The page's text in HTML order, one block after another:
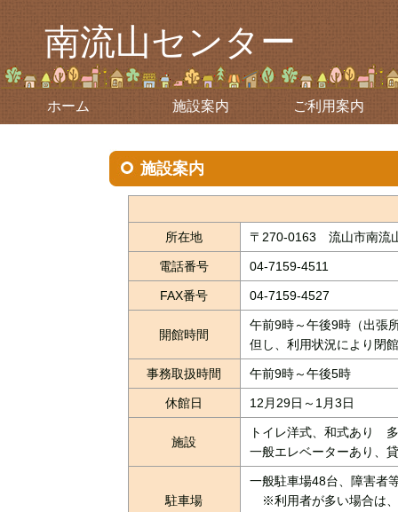
南流山センター
ホーム 施設案内 ご利用案内
施設案内
所在地 〒270-0163 流山市南流
電話番号 04-7159-4511
FAX番号 04-7159-4527
開館時間
午前9時～午後9時（出張
但し、利用状況により閉
事務取扱時間 午前9時～午後5時
休館日 12月29日～1月3日
施設
トイレ洋式、和式あり
一般エレベーターあり、
駐車場
一般駐車場48台、障害者
※利用者が多い場合は